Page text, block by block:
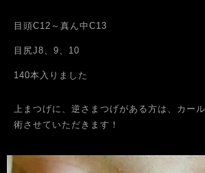
目頭C12～真ん中C13
目尻J8、9、10
140本入りました
上まつげに、逆さまつげがある方は、カー
術させていただきます！